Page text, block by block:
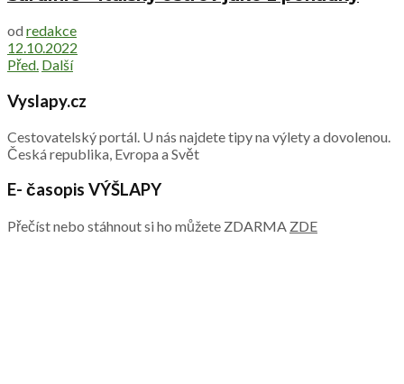
od redakce
12.10.2022
Před. Další
Vyslapy.cz
Cestovatelský portál. U nás najdete tipy na výlety a dovolenou.
Česká republika, Evropa a Svět
E- časopis VÝŠLAPY
Přečíst nebo stáhnout si ho můžete ZDARMA ZDE